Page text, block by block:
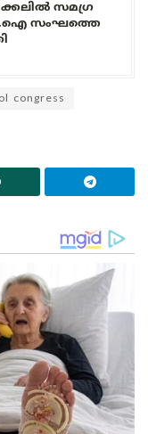
സമഗ്ര
സംഘത്തെ
congress